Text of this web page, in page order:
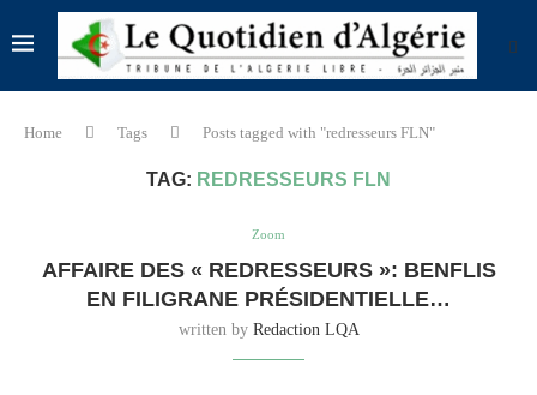
Home Tags Posts tagged with "redresseurs FLN"
TAG: REDRESSEURS FLN
Zoom
AFFAIRE DES « REDRESSEURS »: BENFLIS
EN FILIGRANE PRÉSIDENTIELLE…
written by Redaction LQA